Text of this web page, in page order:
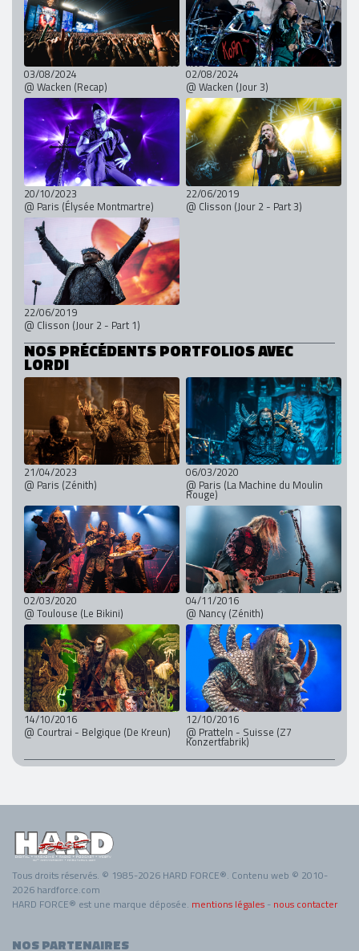
03/08/2024
@ Wacken (Recap)
02/08/2024
@ Wacken (Jour 3)
20/10/2023
@ Paris (Élysée Montmartre)
22/06/2019
@ Clisson (Jour 2 - Part 3)
22/06/2019
@ Clisson (Jour 2 - Part 1)
NOS PRÉCÉDENTS PORTFOLIOS AVEC
LORDI
21/04/2023
@ Paris (Zénith)
06/03/2020
@ Paris (La Machine du Moulin
Rouge)
02/03/2020
@ Toulouse (Le Bikini)
04/11/2016
@ Nancy (Zénith)
14/10/2016
@ Courtrai - Belgique (De Kreun)
12/10/2016
@ Pratteln - Suisse (Z7
Konzertfabrik)
Tous droits réservés. © 1985-2026 HARD FORCE®. Contenu web © 2010-
2026 hardforce.com
HARD FORCE® est une marque déposée. mentions légales - nous contacter
NOS PARTENAIRES